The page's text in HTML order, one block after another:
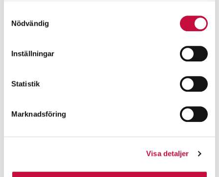
Nödvändig
Inställningar
Statistik
Marknadsföring
Visa detaljer